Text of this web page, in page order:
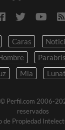
Caras
Mia
| © Perfil.com 2006-
reservados
de Propiedad